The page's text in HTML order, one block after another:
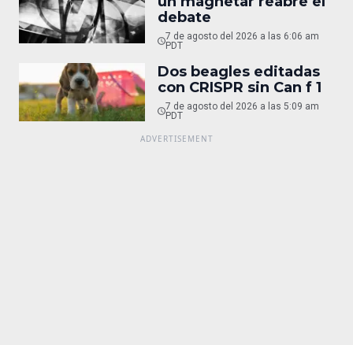
debate
7 de agosto del 2026 a las 6:06 am
PDT
Dos beagles editadas
con CRISPR sin Can f 1
7 de agosto del 2026 a las 5:09 am
PDT